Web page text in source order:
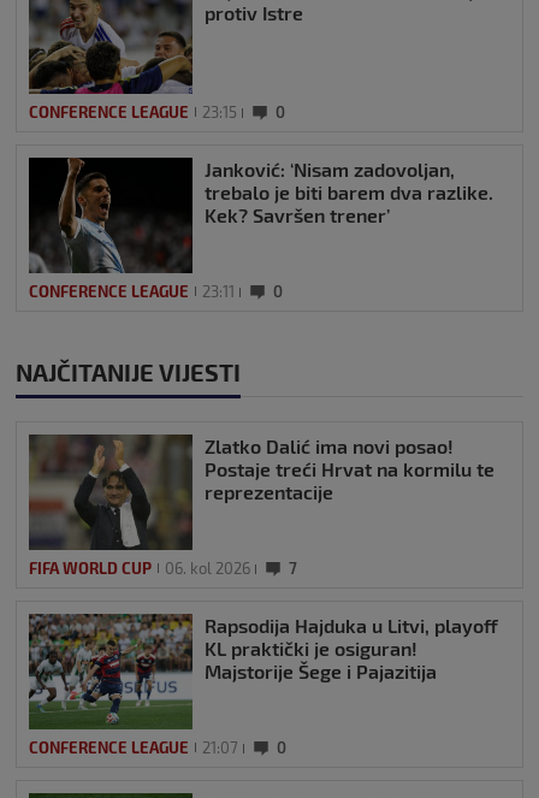
protiv Istre
CONFERENCE LEAGUE 23:15 0
Janković: ‘Nisam zadovoljan,
trebalo je biti barem dva razlike.
Kek? Savršen trener’
CONFERENCE LEAGUE 23:11 0
NAJČITANIJE VIJESTI
Zlatko Dalić ima novi posao!
Postaje treći Hrvat na kormilu te
reprezentacije
FIFA WORLD CUP 06. kol 2026 7
Rapsodija Hajduka u Litvi, playoff
KL praktički je osiguran!
Majstorije Šege i Pajazitija
CONFERENCE LEAGUE 21:07 0